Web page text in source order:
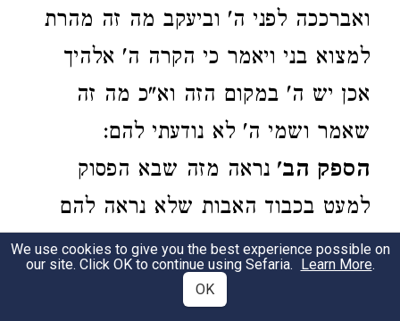
ואברככה לפני ה' וביעקב מה זה מהרת
למצוא בני ויאמר כי הקרה ה' אלהיך
אכן יש ה' במקום הזה וא"כ מה זה
שאמר ושמי ה' לא נודעתי להם:
הספק הב' נראה מזה שבא הפסוק
למעט בכבוד האבות שלא נראה להם
בשם ה' ובשם המפורש אלא באל שדי
ולבנים כבד אותם על השמים ואמר לכן
We use cookies to give you the best experience possible on
our site. Click OK to continue using Sefaria. Learn More.
OK